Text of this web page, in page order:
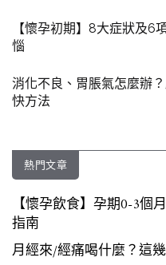
【懷孕初期】8大症狀及6
惱
消化不良、胃脹氣怎麼辦
快方法
熱門文章
【懷孕飲食】孕期0-3個
指南
月經來/經痛喝什麼？這